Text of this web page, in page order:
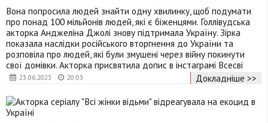
23.06.2023 20:03
Вона попросила людей знайти одну хвилинку, щоб подумати
про понад 100 мільйонів людей, які є біженцями. Голлівудська
акторка Анджеліна Джолі знову підтримала Україну. Зірка
показала наслідки російського вторгнення до України та
розповіла про людей, які були змушені через війну покинути
свої домівки. Акторка присвятила допис в інстаграмі Всесві
Докладніше >>